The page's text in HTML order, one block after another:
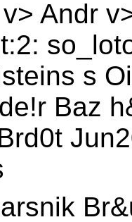
Andr
s
Baz